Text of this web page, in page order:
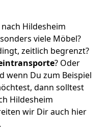
Hildesheim
viele Möbel?
zeitlich begrenzt?
? Oder
wenn Du zum Beispiel
dann solltest
Hildesheim
wir Dir auch hier